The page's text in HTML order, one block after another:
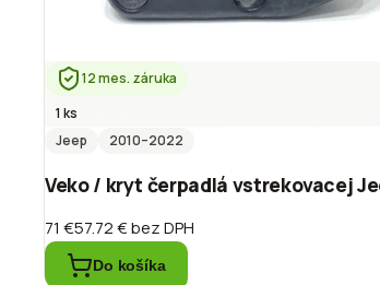
12 mes. záruka
1 ks
Jeep
2010–2022
Veko / kryt čerpadlá vstrekovacej
71 €57.72 €bez DPH
Do košíka